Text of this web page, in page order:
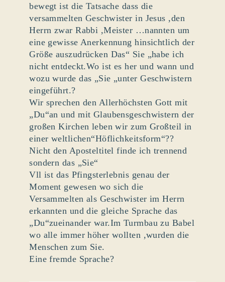
bewegt ist die Tatsache dass die
versammelten Geschwister in Jesus ,den
Herrn zwar Rabbi ,Meister …nannten um
eine gewisse Anerkennung hinsichtlich der
Größe auszudrücken Das“ Sie „habe ich
nicht entdeckt.Wo ist es her und wann und
wozu wurde das „Sie „unter Geschwistern
eingeführt.?
Wir sprechen den Allerhöchsten Gott mit
„Du“an und mit Glaubensgeschwistern der
großen Kirchen leben wir zum Großteil in
einer weltlichen“Höflichkeitsform“??
Nicht den Aposteltitel finde ich trennend
sondern das „Sie“
Vll ist das Pfingsterlebnis genau der
Moment gewesen wo sich die
Versammelten als Geschwister im Herrn
erkannten und die gleiche Sprache das
„Du“zueinander war.Im Turmbau zu Babel
wo alle immer höher wollten ,wurden die
Menschen zum Sie.
Eine fremde Sprache?